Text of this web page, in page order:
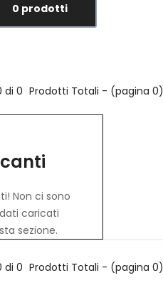
0 prodotti
di 0 Prodotti Totali - (pagina 0)
Non ci sono
caricati
sezione.
di 0 Prodotti Totali - (pagina 0)